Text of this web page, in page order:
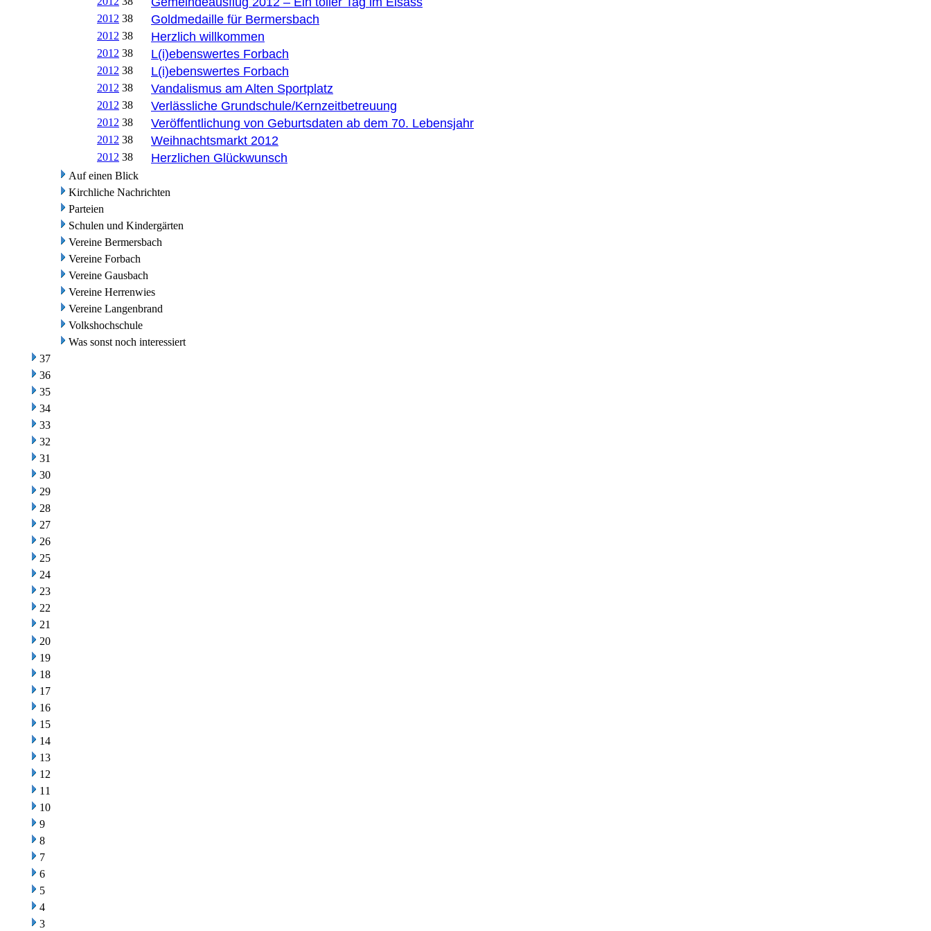
2012 38 Goldmedaille für Bermersbach
2012 38 Herzlich willkommen
2012 38 L(i)ebenswertes Forbach
2012 38 L(i)ebenswertes Forbach
2012 38 Vandalismus am Alten Sportplatz
2012 38 Verlässliche Grundschule/Kernzeitbetreuung
2012 38 Veröffentlichung von Geburtsdaten ab dem 70. Lebensjahr
2012 38 Weihnachtsmarkt 2012
2012 38 Herzlichen Glückwunsch
Auf einen Blick
Kirchliche Nachrichten
Parteien
Schulen und Kindergärten
Vereine Bermersbach
Vereine Forbach
Vereine Gausbach
Vereine Herrenwies
Vereine Langenbrand
Volkshochschule
Was sonst noch interessiert
37
36
35
34
33
32
31
30
29
28
27
26
25
24
23
22
21
20
19
18
17
16
15
14
13
12
11
10
9
8
7
6
5
4
3